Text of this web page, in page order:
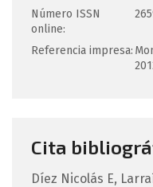
Número ISSN
online:
Referencia impresa:
Cita
Díez Nicolás E,